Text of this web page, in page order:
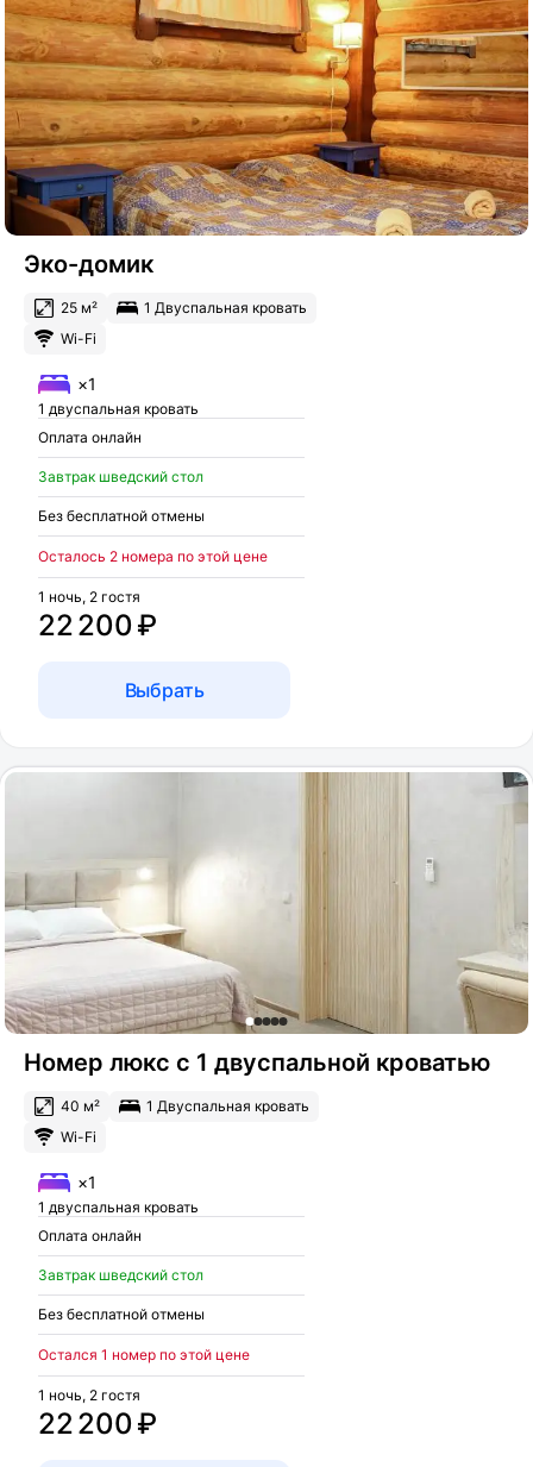
Эко-домик
25 м²
1 Двуспальная кровать
Wi-Fi
×1
1 двуспальная кровать
Оплата онлайн
Завтрак шведский стол
Без бесплатной отмены
Осталось 2 номера по этой цене
22 200 ₽
1 ночь, 2 гостя
Выбрать
Номер люкс с 1 двуспальной кроватью
40 м²
1 Двуспальная кровать
Wi-Fi
×1
1 двуспальная кровать
Оплата онлайн
Завтрак шведский стол
Без бесплатной отмены
Остался 1 номер по этой цене
22 200 ₽
1 ночь, 2 гостя